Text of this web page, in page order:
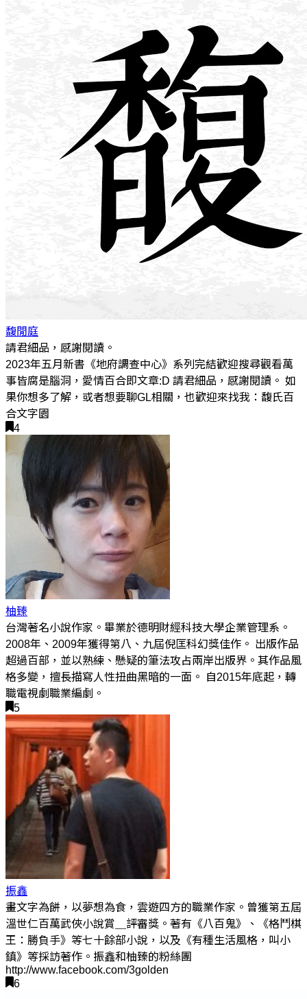
馥閒庭
請君細品，感謝閱讀。
2023年五月新書《地府調查中心》系列完結歡迎搜尋觀看萬
事皆腐是腦洞，愛情百合即文章:D 請君細品，感謝閱讀。 如
果你想多了解，或者想要聊GL相關，也歡迎來找我：馥氏百
合文字園
4
柚臻
台灣著名小說作家。畢業於德明財經科技大學企業管理系。
2008年、2009年獲得第八、九屆倪匡科幻獎佳作。 出版作品
超過百部，並以熟練、懸疑的筆法攻占兩岸出版界。其作品風
格多變，擅長描寫人性扭曲黑暗的一面。 自2015年底起，轉
職電視劇職業編劇。
5
振鑫
畫文字為餅，以夢想為食，雲遊四方的職業作家。曾獲第五屆
溫世仁百萬武俠小說賞＿評審獎。著有《八百鬼》、《格鬥棋
王：勝負手》等七十餘部小說，以及《有種生活風格，叫小
鎮》等採訪著作。振鑫和柚臻的粉絲團
http://www.facebook.com/3golden
6